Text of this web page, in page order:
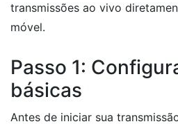
transmissões ao vivo
móvel.
Passo 1:
básicas
Antes de iniciar sua